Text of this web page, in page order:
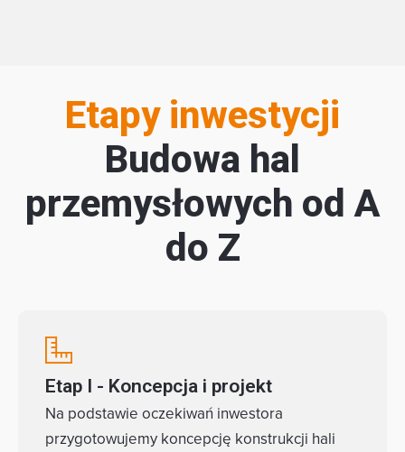
Etapy inwestycji
Budowa hal
przemysłowych od A
do Z
Etap I - Koncepcja i projekt
Na podstawie oczekiwań inwestora
przygotowujemy koncepcję konstrukcji hali